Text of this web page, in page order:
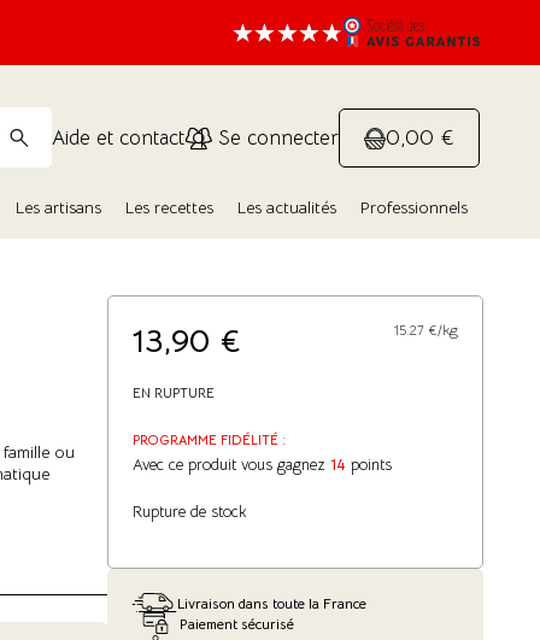
Aide et contact Se connecter 0,00 €
Les artisans Les recettes Les actualités Professionnels
ou
13,90 € 15.27 €/kg
EN RUPTURE
PROGRAMME FIDÉLITÉ :
Avec ce produit vous gagnez 14 points
Rupture de stock
Livraison dans toute la France
Paiement sécurisé